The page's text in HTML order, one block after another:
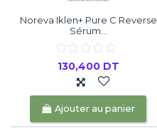
Noreva Iklen+ Pure C Reverse
Sérum...
130,400 DT
Ajouter au panier